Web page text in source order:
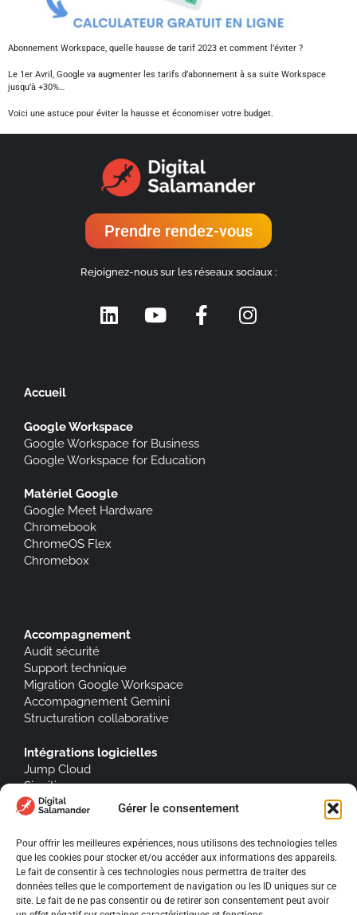
Gérer le consentement
Pour offrir les meilleures expériences, nous utilisons des technologies telles
que les cookies pour stocker et/ou accéder aux informations des appareils.
Le fait de consentir à ces technologies nous permettra de traiter des
données telles que le comportement de navigation ou les ID uniques sur ce
site. Le fait de ne pas consentir ou de retirer son consentement peut avoir
Abonnement Workspace, quelle hausse de tarif 2023 et comment l’éviter ?
Le 1er Avril, Google va augmenter les tarifs d’abonnement à sa suite Workspace
jusqu’à +30%…
Voici une astuce pour éviter la hausse et économiser votre budget.
Prendre rendez-vous
Rejoignez-nous sur les réseaux sociaux :
Accueil
Google Workspace
Google Workspace for Business
Google Workspace for Education
Matériel Google
Google Meet Hardware
Chromebook
ChromeOS Flex
Chromebox
Accompagnement
Audit sécurité
Support technique
Migration Google Workspace
Accompagnement Gemini
Structuration collaborative
Intégrations logicielles
Jump Cloud
Signitic
À propos
Blog